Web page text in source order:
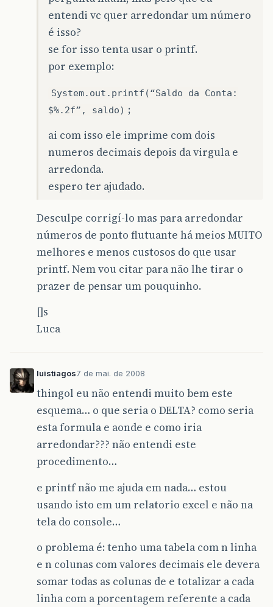
entendi vc quer arredondar um número
é isso?
se for isso tenta usar o printf.
por exemplo:
System.out.printf(“Saldo da Conta:
$%.2f”, saldo) ;
ai com isso ele imprime com dois
numeros decimais depois da virgula e
arredonda.
espero ter ajudado.
Desculpe corrigí-lo mas para arredondar
números de ponto flutuante há meios MUITO
melhores e menos custosos do que usar
printf. Nem vou citar para não lhe tirar o
prazer de pensar um pouquinho.
[]s
Luca
luistiagos7 de mai. de 2008
thingol eu não entendi muito bem este
esquema… o que seria o DELTA? como seria
esta formula e aonde e como iria
arredondar??? não entendi este
procedimento…
e printf não me ajuda em nada… estou
usando isto em um relatorio excel e não na
tela do console…
o problema é: tenho uma tabela com n linha
e n colunas com valores decimais ele devera
somar todas as colunas de e totalizar a cada
linha com a porcentagem referente a cada